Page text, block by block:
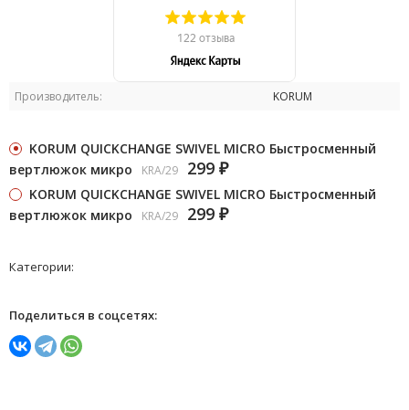
Производитель: KORUM
KORUM QUICKCHANGE SWIVEL MICRO Быстросменный
вертлюжок микро
KRA/29 299 ₽
KORUM QUICKCHANGE SWIVEL MICRO Быстросменный
вертлюжок микро
KRA/29 299 ₽
Категории:
Поделиться в соцсетях: